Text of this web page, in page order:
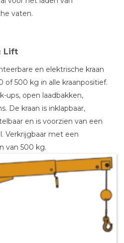
vaten.
Lift
en elektrische kraan
of 500 kg in alle kraanpositief.
ups, open laadbakken,
De kraan is inklapbaar,
en is voorzien van een
Verkrijgbaar met een
van 500 kg.